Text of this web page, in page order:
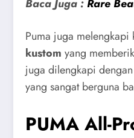
Baca Juga :Rare
Puma juga
kustom yang
juga dilengkapi dengan
yang sangat berguna
PUMA All-